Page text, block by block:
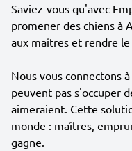
Saviez-vous qu'avec
promener des chiens à
aux maîtres et rendre le
Nous vous connectons
peuvent pas s'occuper
aimeraient. Cette
monde : maîtres,
gagne.